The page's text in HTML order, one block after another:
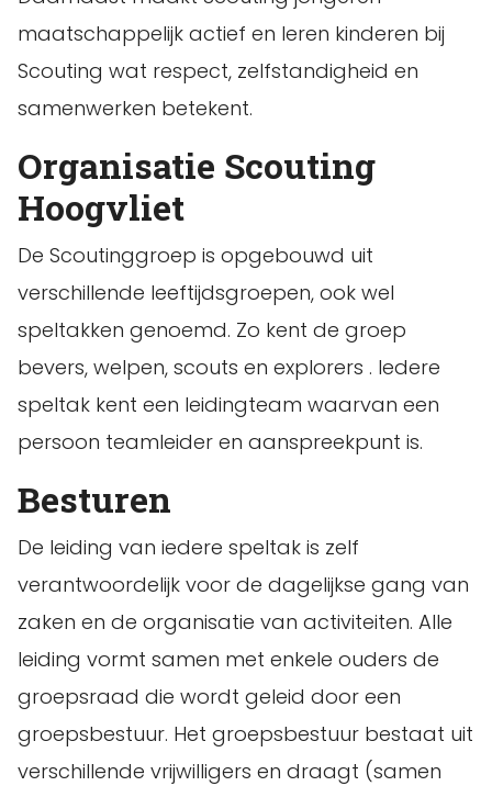
maatschappelijk actief en leren kinderen bij
Scouting wat respect, zelfstandigheid en
samenwerken betekent.
Organisatie Scouting
Hoogvliet
De Scoutinggroep is opgebouwd uit
verschillende leeftijdsgroepen, ook wel
speltakken genoemd. Zo kent de groep
bevers, welpen, scouts en explorers . Iedere
speltak kent een leidingteam waarvan een
persoon teamleider en aanspreekpunt is.
Besturen
De leiding van iedere speltak is zelf
verantwoordelijk voor de dagelijkse gang van
zaken en de organisatie van activiteiten. Alle
leiding vormt samen met enkele ouders de
groepsraad die wordt geleid door een
groepsbestuur. Het groepsbestuur bestaat uit
verschillende vrijwilligers en draagt (samen